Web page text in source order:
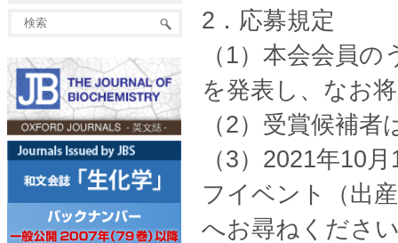
2．応募規定
（1）本会会員
を発表し、なお
（2）受賞候補
（3）2021年10
フイベント（出
へお尋ねくださ